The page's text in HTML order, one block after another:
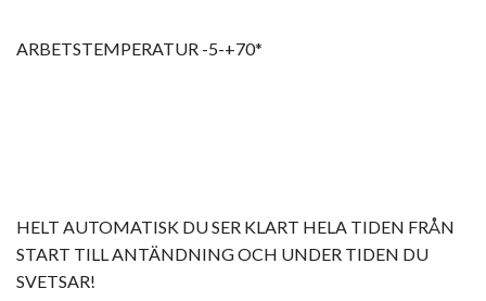
ARBETSTEMPERATUR -5-+70*
HELT AUTOMATISK DU SER KLART HELA TIDEN FRÅN
START TILL ANTÄNDNING OCH UNDER TIDEN DU
SVETSAR!